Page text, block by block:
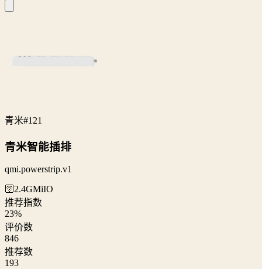
青米#121
青米智能插排
qmi.powerstrip.v1
🛜2.4GMiIO
推荐指数
23%
评价数
846
推荐数
193